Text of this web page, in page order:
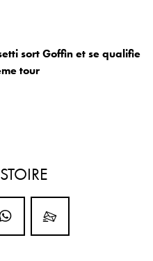
sort Goffin et se qualifie
tour